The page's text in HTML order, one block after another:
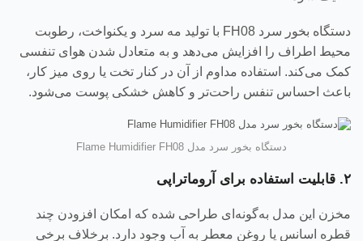
دستگاه بخور سرد FH08 با تولید مه سرد و یکنواخت، رطوبت
محیط اطراف را افزایش می‌دهد و به متعادل شدن هوای تنفسی
کمک می‌کند. استفاده مداوم از آن در کنار تخت یا روی میز کار،
باعث احساس تنفس راحت‌تر و کاهش خشکی پوست می‌شود.
دستگاه بخور سرد مدل Flame Humidifier FH08
۲. قابلیت استفاده برای آروماتراپی
مخزن این مدل به‌گونه‌ای طراحی شده که امکان افزودن چند
قطره اسانس یا روغن معطر به آب وجود دارد. برخلاف برخی